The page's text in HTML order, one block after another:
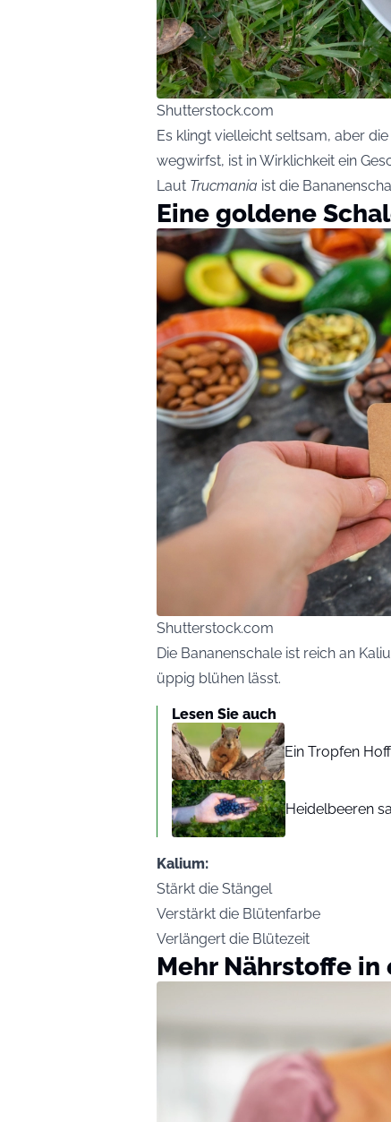
Shutterstock.com
Es klingt vielleicht seltsam, aber
wegwirfst, ist in Wirklichkeit ein
Laut Trucmania ist die
Eine goldene
Shutterstock.com
Die Bananenschale ist reich an
üppig blühen lässt.
Lesen Sie auch
Ein Tropfen
Heidelbeeren
Kalium:
Stärkt die Stängel
Verstärkt die Blütenfarbe
Verlängert die Blütezeit
Mehr Nährstoffe in